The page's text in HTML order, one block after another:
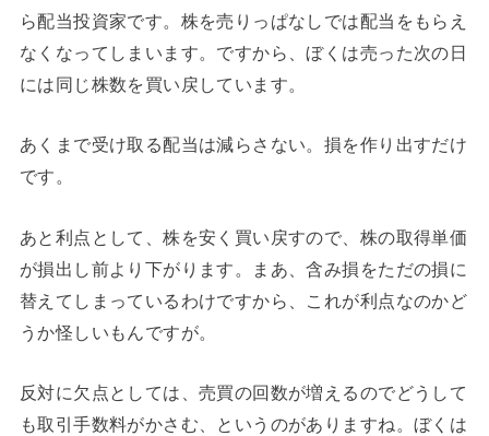
ら配当投資家です。株を売りっぱなしでは配当をもらえ
なくなってしまいます。ですから、ぼくは売った次の日
には同じ株数を買い戻しています。
あくまで受け取る配当は減らさない。損を作り出すだけ
です。
あと利点として、株を安く買い戻すので、株の取得単価
が損出し前より下がります。まあ、含み損をただの損に
替えてしまっているわけですから、これが利点なのかど
うか怪しいもんですが。
反対に欠点としては、売買の回数が増えるのでどうして
も取引手数料がかさむ、というのがありますね。ぼくは